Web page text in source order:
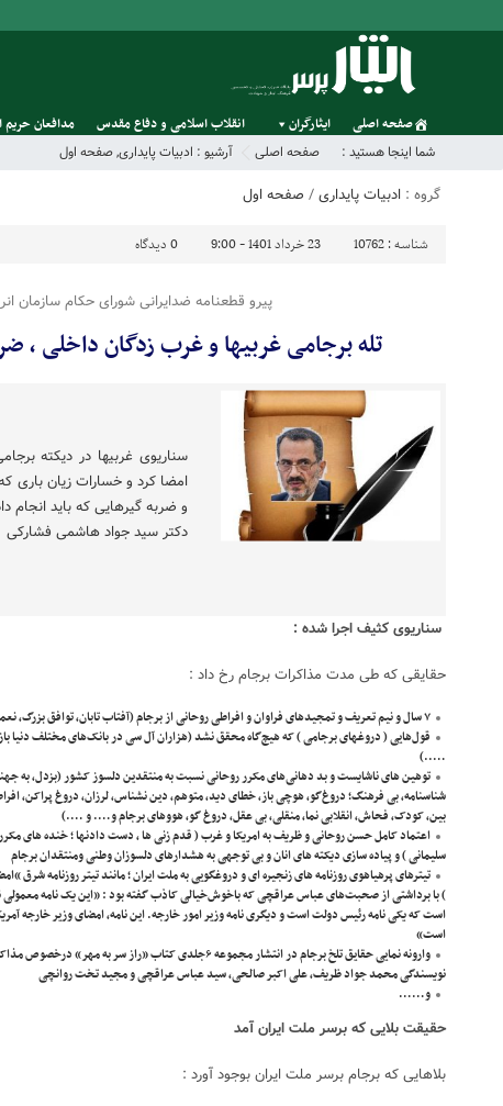
صفحه اصلی ایثارگران انقلاب اسلامی و دفاع مقدس مدافعان حریم
شما اینجا هستید : صفحه اصلی آرشیو : ادبیات پایداری,صفحه اول
گروه : ادبیات پایداری/ صفحه اول
شناسه : 10762 23 خرداد 1401 - 9:00 0 دیدگاه
پیرو قطعنامه ضدایرانی شورای حکام سازمان
تله برجامی غربیها و غرب زدگان داخلی ،
سناریوی غربیها در دیکته
امضا کرد و خسارات زیان باری
و ضربه گیرهایی که باید انجام
دکتر سید جواد هاشمی فشارکی
سناریوی کثیف اجرا شده :
حقایقی که طی مدت مذاکرات برجام رخ داد :
۷ سال و نیم تعریف و تمجیدهای فراوان و افراطی روحانی از برجام (آفتاب تابان، توافق بزرگ، نعمت بزرگ خدا، بارش ابر، …..)
قول‌هایی ( دروغهای برجامی ) که هیچ‌گاه محقق نشد (هزاران آل سی در بانک‌های مختلف دنیا
…..)
توهین های ناشایست و بد دهانی‌های مکرر روحانی نسبت به منتقدین دلسوز کشور (بزدل، به
شناسنامه، بی فرهنگ؛ دروغ‌گو، هوچی باز، خطای دید، متوهم، دین نشناس، لرزان، دروغ پراکن،
بین، کودک، فحاش، انقلابی نما، منقلی، بی عقل، دروغ گو، هووهای برجام و…. و ….)
اعتماد کامل حسن روحانی و ظریف به امریکا و غرب ( قدم زنی ها ، دست دادنها ؛ خنده های
سلیمانی ) و پیاده سازی دیکته های انان و بی توجهی به هشدارهای دلسوزان وطنی ومنتقدان برجام
) با برداشتی از صحبت‌های عباس عراقچی که باخوش‌خیالی کاذب گفته بود : «این یک نامه معمولی
است که یکی نامه رئیس دولت است و دیگری نامه وزیر امور خارجه. این نامه، امضای وزیر خارجه
است»
وارونه نمایی حقایق تلخ برجام در انتشار مجموعه ۶جلدی کتاب
نویسندگی محمد جواد ظریف، علی اکبر صالحی، سید عباس عراقچی و مجید تخت روانچی
و……
حقیقت بلایی که برسر ملت ایران آمد
بلاهایی که برجام برسر ملت ایران بوجود آورد :